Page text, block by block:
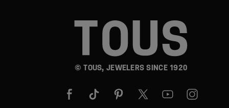
© TOUS, JEWELERS SINCE 1920